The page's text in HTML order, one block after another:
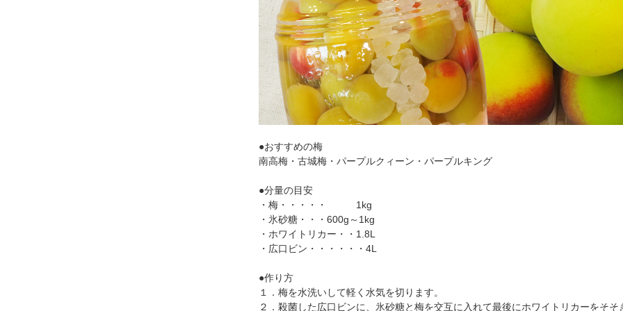
●おすすめの梅
南高梅・古城梅・パープルクィーン・パープルキング
●分量の目安
・梅・・・・・ 1kg
・氷砂糖・・・600g～1kg
・ホワイトリカー・・1.8L
・広口ビン・・・・・・4L
●作り方
１．梅を水洗いして軽く水気を切ります。
２．殺菌した広口ビンに、氷砂糖と梅を交互に入れて最後にホワイトリカーをそそ